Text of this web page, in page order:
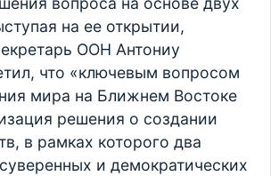
на ее открытии,
ООН Антониу
что «ключевым вопросом
мира на Ближнем Востоке
решения о создании
в рамках которого два
и демократических